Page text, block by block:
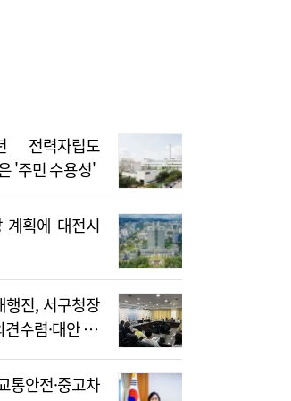
전력자립도
'주민 수용성'
계획에 대전시
진, 서구청장
수렴·대안 제
안전·중고차